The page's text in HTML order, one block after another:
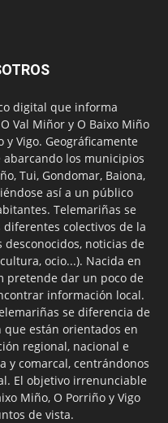
digital que informa
Val Miñor y O Baixo Miño
y Vigo. Geográficamente
los municipios
Tui, Gondomar, Baiona,
así a un público
Telemariñas se
colectivos de la
desconocidos, noticias de
ocio...). Nacida en
pretende dar un poco de
información local.
se diferencia de
están orientados en
regional, nacional e
y comarcal, centrándonos
El objetivo irrenunciable
Miño, O Porriño y Vigo
de vista.